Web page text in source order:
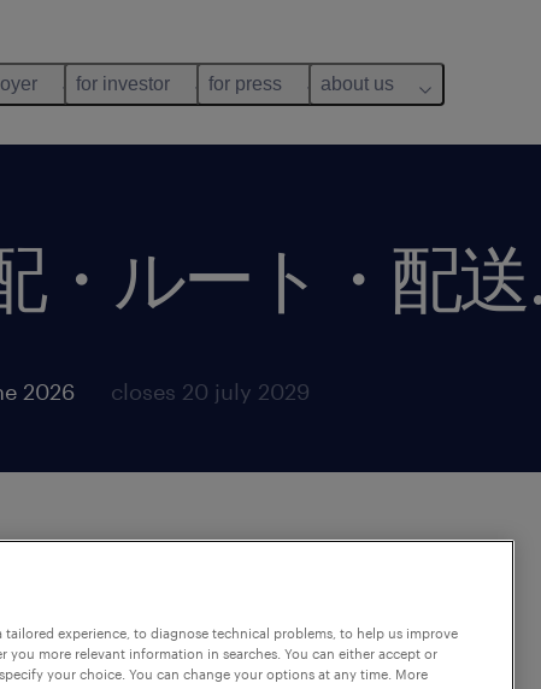
for investor for press about us
・ルート・配送
2026 closes 20 july 2029
experience, to diagnose technical problems, to help us improve
you more relevant information in searches. You can either accept or
your choice. You can change your options at any time. More